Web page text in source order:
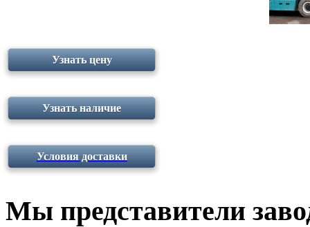
Узнать цену
Узнать наличие
Условия доставки
Мы представители